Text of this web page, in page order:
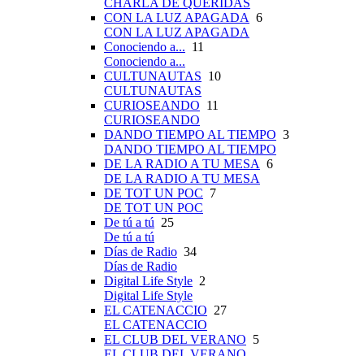
CHARLA DE QUERIDAS
CON LA LUZ APAGADA 6
CON LA LUZ APAGADA
Conociendo a... 11
Conociendo a...
CULTUNAUTAS 10
CULTUNAUTAS
CURIOSEANDO 11
CURIOSEANDO
DANDO TIEMPO AL TIEMPO 3
DANDO TIEMPO AL TIEMPO
DE LA RADIO A TU MESA 6
DE LA RADIO A TU MESA
DE TOT UN POC 7
DE TOT UN POC
De tú a tú 25
De tú a tú
Días de Radio 34
Días de Radio
Digital Life Style 2
Digital Life Style
EL CATENACCIO 27
EL CATENACCIO
EL CLUB DEL VERANO 5